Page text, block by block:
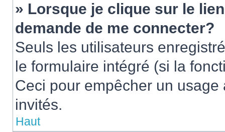
» Lorsque je clique sur le
demande de me connecter?
Seuls les utilisateurs
le formulaire intégré (si la
Ceci pour empêcher un
invités.
Haut